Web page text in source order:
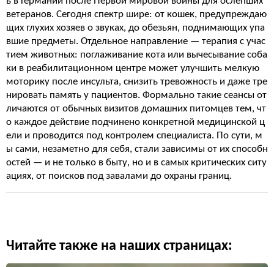
ветеранов. Сегодня спектр шире: от кошек, предупреждаю
щих глухих хозяев о звуках, до обезьян, поднимающих упа
вшие предметы. Отдельное направление — терапия с учас
тием животных: поглаживание кота или вычесывание соба
ки в реабилитационном центре может улучшить мелкую
моторику после инсульта, снизить тревожность и даже тре
нировать память у пациентов. Формально такие сеансы от
личаются от обычных визитов домашних питомцев тем, чт
о каждое действие подчинено конкретной медицинской ц
ели и проводится под контролем специалиста. По сути, м
ы сами, незаметно для себя, стали зависимы от их способн
остей — и не только в быту, но и в самых критических ситу
ациях, от поисков под завалами до охраны границ.
Читайте также на наших страницах: